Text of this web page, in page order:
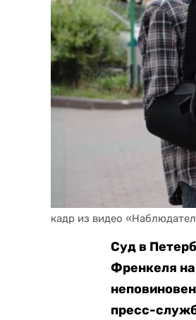
кадр из видео
Суд в
Френкеля
пресс-